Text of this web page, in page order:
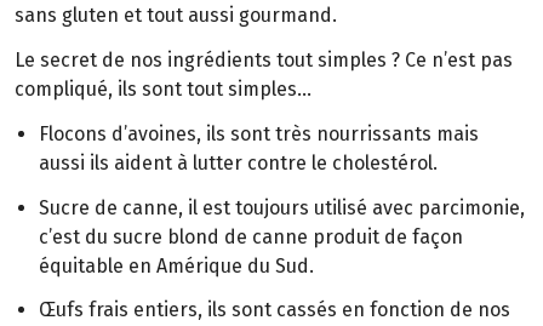
sans gluten et tout aussi gourmand.
Le secret de nos ingrédients tout simples ? Ce n’est pas
compliqué, ils sont tout simples…
Flocons d’avoines, ils sont très nourrissants mais
aussi ils aident à lutter contre le cholestérol.
Sucre de canne, il est toujours utilisé avec parcimonie,
c’est du sucre blond de canne produit de façon
équitable en Amérique du Sud.
Œufs frais entiers, ils sont cassés en fonction de nos